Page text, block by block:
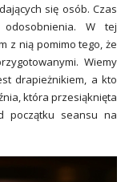
się osób. Czas
W tej
z nią pomimo tego, że
Wiemy
drapieżnikiem, a kto
która przesiąknięta
początku seansu na